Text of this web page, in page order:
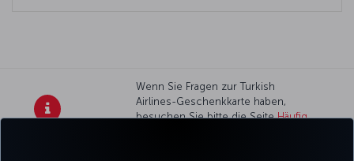
Wenn Sie Fragen zur Turkish
Airlines-Geschenkkarte haben,
besuchen Sie bitte die SeiteHäufig